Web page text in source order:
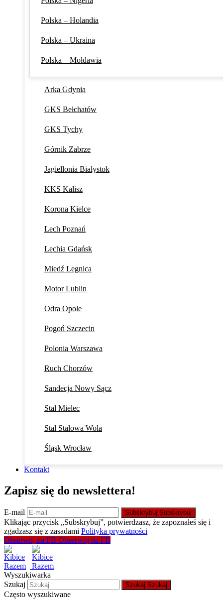
Polska – Holandia
Polska – Ukraina
Polska – Mołdawia
Arka Gdynia
GKS Bełchatów
GKS Tychy
Górnik Zabrze
Jagiellonia Białystok
KKS Kalisz
Korona Kielce
Lech Poznań
Lechia Gdańsk
Miedź Legnica
Motor Lublin
Odra Opole
Pogoń Szczecin
Polonia Warszawa
Ruch Chorzów
Sandecja Nowy Sącz
Stal Mielec
Stal Stalowa Wola
Śląsk Wrocław
Kontakt
Zapisz się do newslettera!
E-mail Subskrybuj Subskrybuj
Klikając przycisk „Subskrybuj”, potwierdzasz, że zapoznałeś się i
zgadzasz się z zasadami Polityka prywatności
Obserwuj na FB Obserwuj na FB
Wyszukiwarka
Szukaj
Szukaj Szukaj
Często wyszukiwane